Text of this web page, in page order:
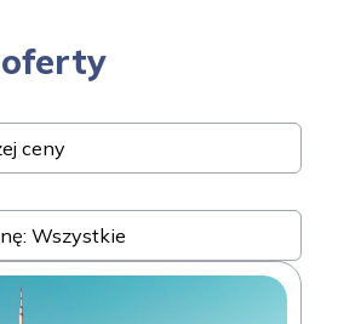
ceny
Wszystkie